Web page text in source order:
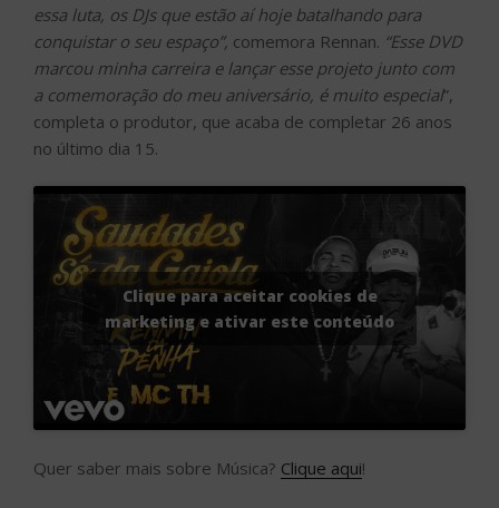
essa luta, os DJs que estão aí hoje batalhando para
conquistar o seu espaço”, comemora Rennan. “Esse DVD
marcou minha carreira e lançar esse projeto junto com
a comemoração do meu aniversário, é muito especial”,
completa o produtor, que acaba de completar 26 anos
no último dia 15.
Clique para aceitar cookies de
marketing e ativar este conteúdo
Quer saber mais sobre Música? Clique aqui!